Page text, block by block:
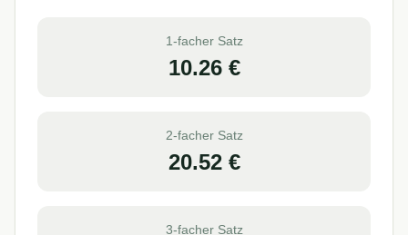
1-facher Satz
10.26€
2-facher Satz
20.52€
3-facher Satz